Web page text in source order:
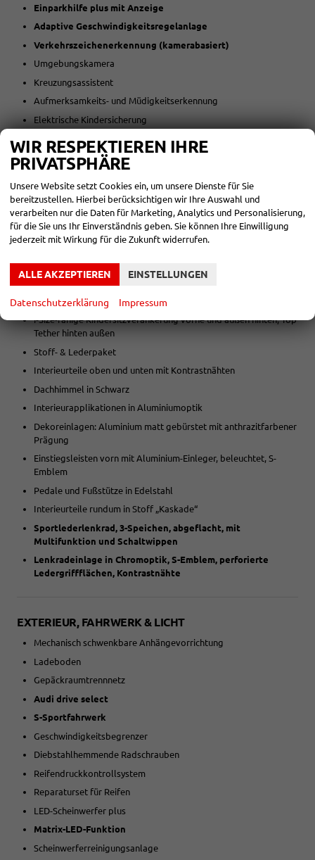
Einparkhilfe plus mit Anzeige
Adaptive Geschwindigkeitsregelanlage
Verkehrszeichenerkennung (kamerabasiert)
Umgebungskamera
Kreuzungsassistent
Aufmerksamkeits- und Müdigkeitserkennung
Elektrische Kindersicherung
Komfortschlüssel ohne Safelock
Verbandkasten mit Warndreieck und Warnweste
AdBlue-Tank
DESIGN & INTERIEUR
Sitzbezüge: Stoff „Kaskade“ mit Rautensteppung und S-Emblem
i-Size-fähige Kindersitzverankerung vorne und außen hinten, Top
Tether hinten außen
Stoff- & Lederpaket
Interieurteile oben und unten mit Kontrastnähten
Dachhimmel in Schwarz
Interieurapplikationen in Aluminiumoptik
Dekoreinlagen: Aluminium matt gebürstet mit anthrazitfarbener
Prägung
Einstiegsleisten vorn mit Aluminium-Einleger, beleuchtet, S-
Emblem
Pedale und Fußstütze in Edelstahl
Interieurteile rundum in Stoff „Kaskade“
Sportlederlenkrad, 3-Speichen, abgeflacht, mit
Multifunktion und Schaltwippen
Lenkradeinlage in Chromoptik, S-Emblem, perforierte
Ledergriffflächen, Kontrastnähte
EXTERIEUR, FAHRWERK & LICHT
Mechanisch schwenkbare Anhängevorrichtung
Ladeboden
Gepäckraumtrennnetz
Audi drive select
S-Sportfahrwerk
Geschwindigkeitsbegrenzer
Diebstahlhemmende Radschrauben
Reifendruckkontrollsystem
Reparaturset für Reifen
LED-Scheinwerfer plus
Matrix-LED-Funktion
Scheinwerferreinigungsanlage
WIR RESPEKTIEREN IHRE
PRIVATSPHÄRE
Unsere Website setzt Cookies ein, um unsere Dienste für Sie
bereitzustellen. Hierbei berücksichtigen wir Ihre Auswahl und
verarbeiten nur die Daten für Marketing, Analytics und Personalisierung,
für die Sie uns Ihr Einverständnis geben. Sie können Ihre Einwilligung
jederzeit mit Wirkung für die Zukunft widerrufen.
ALLE AKZEPTIEREN EINSTELLUNGEN
Datenschutzerklärung Impressum